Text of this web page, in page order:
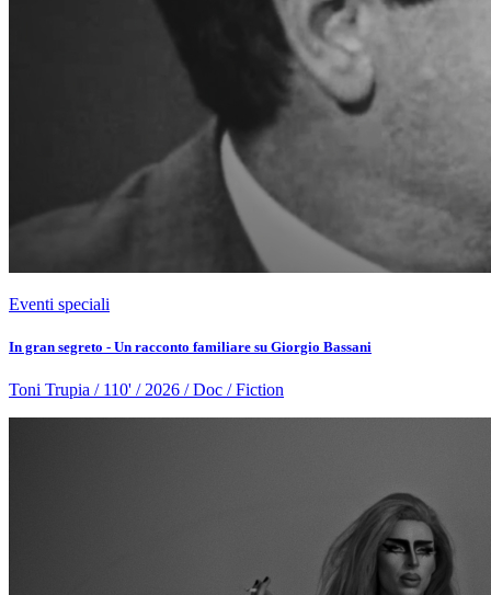
Eventi speciali
In gran segreto - Un racconto familiare su Giorgio Bassani
Toni Trupia / 110' / 2026 / Doc / Fiction